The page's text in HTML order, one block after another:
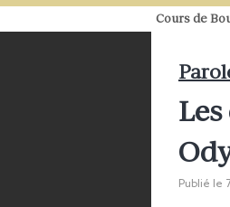
Cours de
Publié le